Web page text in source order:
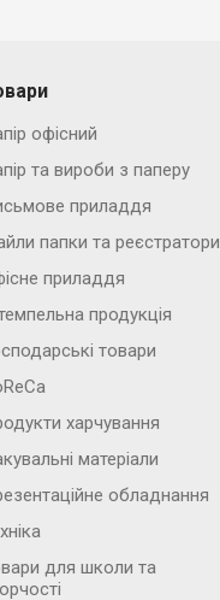
офісний
та вироби з паперу
приладдя
папки та реєстратори
приладдя
продукція
товари
харчування
матеріали
обладнання
для школи та